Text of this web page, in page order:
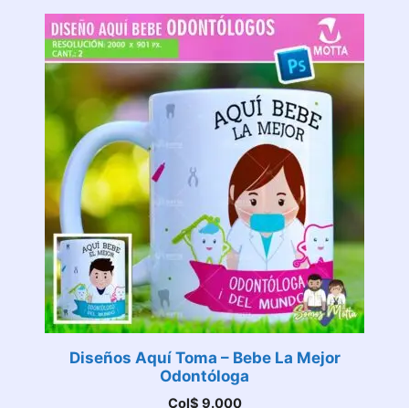
Diseños Aquí Toma – Bebe La Mejor
Odontóloga
Col$ 9.000